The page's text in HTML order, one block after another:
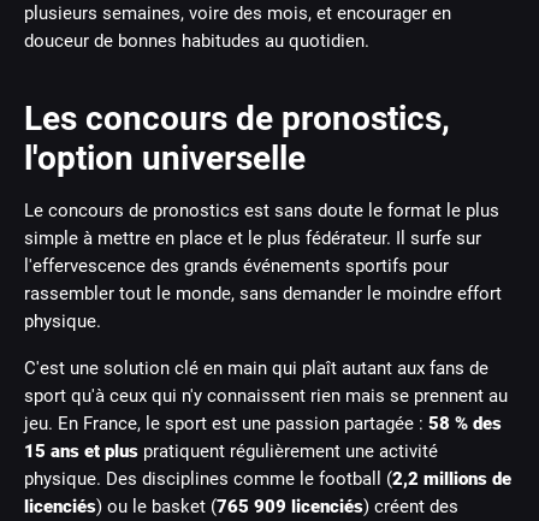
plusieurs semaines, voire des mois, et encourager en
douceur de bonnes habitudes au quotidien.
Les concours de pronostics,
l'option universelle
Le concours de pronostics est sans doute le format le plus
simple à mettre en place et le plus fédérateur. Il surfe sur
l'effervescence des grands événements sportifs pour
rassembler tout le monde, sans demander le moindre effort
physique.
C'est une solution clé en main qui plaît autant aux fans de
sport qu'à ceux qui n'y connaissent rien mais se prennent au
jeu. En France, le sport est une passion partagée : 58 % des
15 ans et plus pratiquent régulièrement une activité
physique. Des disciplines comme le football (2,2 millions de
licenciés) ou le basket (765 909 licenciés) créent des